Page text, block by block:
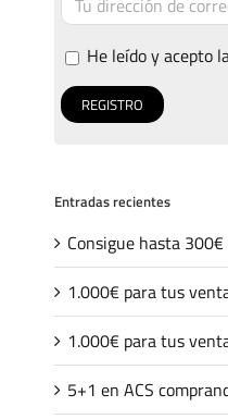
He leído y acepto
Entradas recientes
Consigue hasta
1.000€ para tus
1.000€ para tus
5+1 en ACS